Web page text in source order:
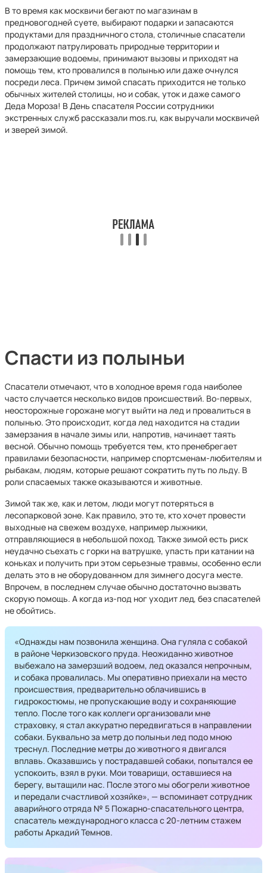
В то время как москвичи бегают по магазинам в
предновогодней суете, выбирают подарки и запасаются
продуктами для праздничного стола, столичные спасатели
продолжают патрулировать природные территории и
замерзающие водоемы, принимают вызовы и приходят на
помощь тем, кто провалился в полынью или даже очнулся
посреди леса. Причем зимой спасать приходится не только
обычных жителей столицы, но и собак, уток и даже самого
Деда Мороза! В День спасателя России сотрудники
экстренных служб рассказали mos.ru, как выручали москвичей
и зверей зимой.
Спасти из полыньи
Спасатели отмечают, что в холодное время года наиболее
часто случается несколько видов происшествий. Во-первых,
неосторожные горожане могут выйти на лед и провалиться в
полынью. Это происходит, когда лед находится на стадии
замерзания в начале зимы или, напротив, начинает таять
весной. Обычно помощь требуется тем, кто пренебрегает
правилами безопасности, например спортсменам-любителям и
рыбакам, людям, которые решают сократить путь по льду. В
роли спасаемых также оказываются и животные.
Зимой так же, как и летом, люди могут потеряться в
лесопарковой зоне. Как правило, это те, кто хочет провести
выходные на свежем воздухе, например лыжники,
отправляющиеся в небольшой поход. Также зимой есть риск
неудачно съехать с горки на ватрушке, упасть при катании на
коньках и получить при этом серьезные травмы, особенно если
делать это в не оборудованном для зимнего досуга месте.
Впрочем, в последнем случае обычно достаточно вызвать
скорую помощь. А когда из-под ног уходит лед, без спасателей
не обойтись.
«Однажды нам позвонила женщина. Она гуляла с собакой
в районе Черкизовского пруда. Неожиданно животное
выбежало на замерзший водоем, лед оказался непрочным,
и собака провалилась. Мы оперативно приехали на место
происшествия, предварительно облачившись в
гидрокостюмы, не пропускающие воду и сохраняющие
тепло. После того как коллеги организовали мне
страховку, я стал аккуратно передвигаться в направлении
собаки. Буквально за метр до полыньи лед подо мною
треснул. Последние метры до животного я двигался
вплавь. Оказавшись у пострадавшей собаки, попытался ее
успокоить, взял в руки. Мои товарищи, оставшиеся на
берегу, вытащили нас. После этого мы обогрели животное
и передали счастливой хозяйке», — вспоминает сотрудник
аварийного отряда № 5 Пожарно-спасательного центра,
спасатель международного класса с 20-летним стажем
работы Аркадий Темнов.